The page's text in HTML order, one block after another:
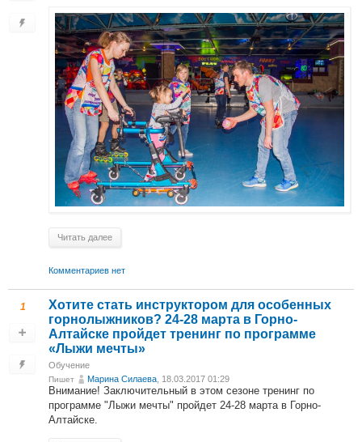
Читать далее
Комментариев нет
1
Хотите стать инструктором для особенных
горнолыжников? 24-28 марта в Горно-
Алтайске пройдет тренинг по программе
«Лыжи мечты»
Обучение
Пишет Марина Силаева , 18.03.2017 01:29
Внимание! Заключительный в этом сезоне тренинг по
программе "Лыжи мечты" пройдет 24-28 марта в Горно-
Алтайске.